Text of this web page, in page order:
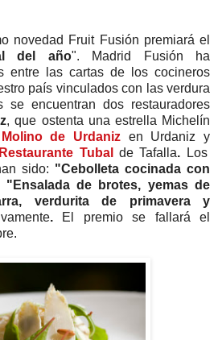
novedad Fruit Fusión premiará el
del año". Madrid Fusión ha
entre las cartas de los cocineros
país vinculados con las verdura
se encuentran dos restauradores
, que ostenta una estrella Michelín
de Urdaniz en Urdaniz y
Restaurante Tubal de Tafalla. Los
sido: "Cebolleta cocinada con
"Ensalada de brotes, yemas de
verdurita de primavera y
.
El premio se fallará el